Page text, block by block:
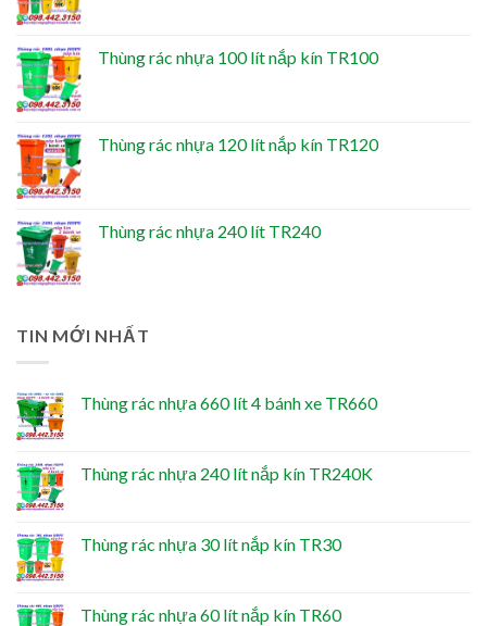
Thùng rác nhựa 100 lít nắp kín TR100
Thùng rác nhựa 120 lít nắp kín TR120
Thùng rác nhựa 240 lít TR240
TIN MỚI NHẤT
Thùng rác nhựa 660 lít 4 bánh xe TR660
Thùng rác nhựa 240 lít nắp kín TR240K
Thùng rác nhựa 30 lít nắp kín TR30
Thùng rác nhựa 60 lít nắp kín TR60